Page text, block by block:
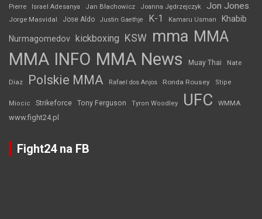
Pierre
Israel Adesanya Jan Błachowicz Joanna Jędrzejczyk Jon Jones
Jorge Masvidal Jose Aldo Justin Gaethje K-1 Kamaru Usman Khabib
Nurmagomedov kickboxing KSW mma MMA
MMA INFO MMA News Muay Thai Nate
Diaz Polskie MMA Rafael dos Anjos Ronda Rousey Stipe
Miocic Strikeforce Tony Ferguson Tyron Woodley UFC WMMA
www.fight24.pl
Fight24 na FB